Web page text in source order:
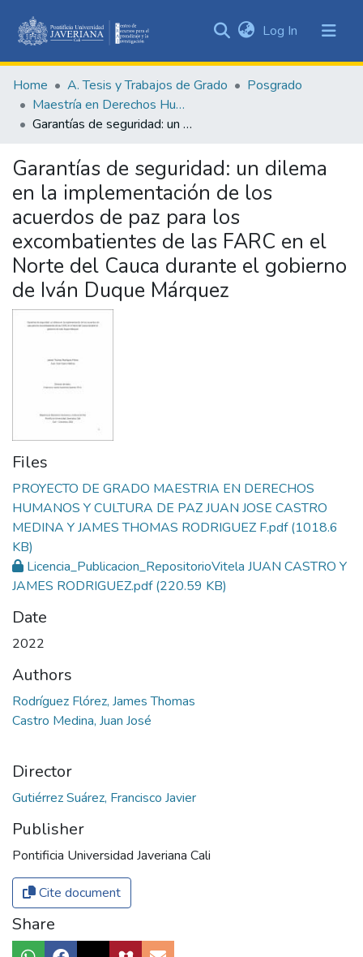
&
Collections
Statistics
Log In (current)
Home A. Tesis y Trabajos de Grado
Posgrado
Maestría en Derechos Humanos y Cultura de Paz
Garantías de seguridad: un dilema en la implementación de los acuerdos de paz para los excombatientes de las FARC en el Norte del Cauca durante el gobierno de Iván Duque Márquez
Garantías de seguridad: un dilema
en la implementación de los
acuerdos de paz para los
excombatientes de las FARC en el
Norte del Cauca durante el gobierno
de Iván Duque Márquez
Files
PROYECTO DE GRADO MAESTRIA EN DERECHOS
HUMANOS Y CULTURA DE PAZ JUAN JOSE CASTRO
MEDINA Y JAMES THOMAS RODRIGUEZ F.pdf(1018.6
KB)
Licencia_Publicacion_RepositorioVitela JUAN CASTRO Y
JAMES RODRIGUEZ.pdf(220.59 KB)
Date
2022
Authors
Rodríguez Flórez, James Thomas
Castro Medina, Juan José
Director
Gutiérrez Suárez, Francisco Javier
Publisher
Pontificia Universidad Javeriana Cali
Cite document
Share